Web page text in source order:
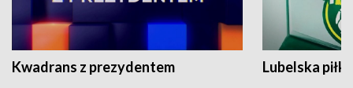
Kwadrans z prezydentem Lubelska piłka